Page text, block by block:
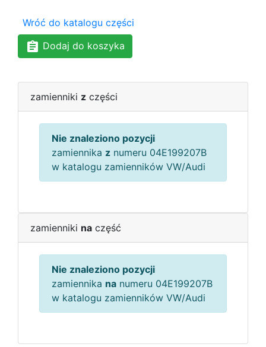
Wróć do katalogu części
Dodaj do koszyka
zamienniki z części
Nie znaleziono pozycji
zamiennika z numeru 04E199207B
w katalogu zamienników VW/Audi
zamienniki na część
Nie znaleziono pozycji
zamiennika na numeru 04E199207B
w katalogu zamienników VW/Audi